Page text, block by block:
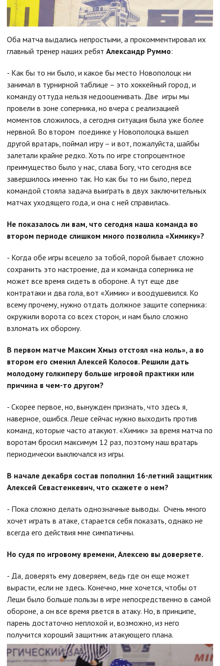
Оба матча выдались непростыми, а прокомментировал их
главный тренер наших ребят Александр Руммо:
- Как бы то ни было, и какое бы место Новополоцк ни
занимал в турнирной таблице – это хоккейный город, и
команду оттуда нельзя недооценивать. Две игры мы
провели в зоне соперника, но вчера с реализацией
моментов сложилось, а сегодня ситуация была уже более
нервной. Во втором поединке у Новополоцка вышел
другой вратарь, поймал игру – и вот, пожалуйста, шайбы
залетали крайне редко. Хоть по игре стопроцентное
преимущество было у нас, слава Богу, что сегодня все
завершилось именно так. Но как бы то ни было, перед
командой стояла задача выиграть в двух заключительных
матчах уходящего года, и она с ней справилась.
Не показалось ли вам, что сегодня наша команда во
втором периоде слишком много позволила «Химику»?
- Когда обе игры всецело за тобой, порой бывает сложно
сохранить это настроение, да и команда соперника не
может все время сидеть в обороне. А тут еще две
контратаки и два гола, вот «Химик» и воодушевился. Ко
всему прочему, нужно отдать должное защите соперника:
окружили ворота со всех сторон, и нам было сложно
взломать их оборону.
В первом матче Максим Хмыз отстоял «на ноль», а во
втором его сменил Алексей Колосов. Решили дать
молодому голкиперу больше игровой практики или
причина в чем-то другом?
- Скорее первое, но, вынужден признать, что здесь я,
наверное, ошибся. Леше сейчас нужно выходить против
команд, которые часто атакуют. «Химик» за время матча по
воротам бросил максимум 12 раз, поэтому наш вратарь
периодически выключался из игры.
В начале декабря состав пополнил 16-летний защитник
Алексей Севастенкевич, что скажете о нем?
- Пока сложно делать однозначные выводы. Очень много
хочет играть в атаке, старается себя показать, однако не
всегда его действия мне симпатичны.
Но судя по игровому времени, Алексею вы доверяете.
- Да, доверять ему доверяем, ведь где он еще может
вырасти, если не здесь. Конечно, мне хочется, чтобы от
Леши было больше пользы в игре непосредственно в самой
обороне, а он все время рвется в атаку. Но, в принципе,
парень достаточно неплохой и, возможно, из него
получится хороший защитник атакующего плана.